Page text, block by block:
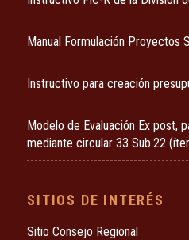
Manual Formulación Proyectos
Instructivo para creación
Modelo de Evaluación Ex post,
mediante circular 33 Sub.22
SITIOS DE INTERÉS
Sitio Consejo Regional